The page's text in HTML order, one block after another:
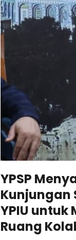
YPSP
Kunjungan
YPIU untuk
Ruang